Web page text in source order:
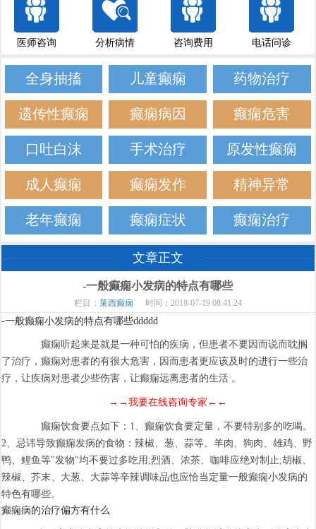
医师咨询 分析病情 咨询费用 电话问诊
全身抽搐 儿童癫痫 药物治疗
遗传性癫痫 癫痫病因 癫痫危害
口吐白沫 手术治疗 原发性癫痫
成人癫痫 癫痫发作 精神异常
老年癫痫 癫痫症状 癫痫治疗
文章正文
-一般癫痫小发病的特点有哪些
栏目： 莱西癫痫 时间：2018-07-19 08:41:24
-一般癫痫小发病的特点有哪些ddddd
癫痫听起来是就是一种可怕的疾病，但患者不要因而说而耽搁
了治疗，癫痫对患者的有很大危害，因而患者更应该及时的进行一些治
疗，让疾病对患者少些伤害，让癫痫远离患者的生活 。
→→我要在线咨询专家←←
癫痫饮食要点如下：1、癫痫饮食要定量，不要特别多的吃喝。
2、忌讳导致癫痫发病的食物：辣椒、葱、蒜等。羊肉、狗肉、雄鸡、野
鸭、鲤鱼等"发物"均不要过多吃用;烈酒、浓茶、咖啡应绝对制止;胡椒、
辣椒、芥末、大葱、大蒜等辛辣调味品也应恰当定量一般癫痫小发病的
特色有哪些。
癫痫病的治疗偏方有什么